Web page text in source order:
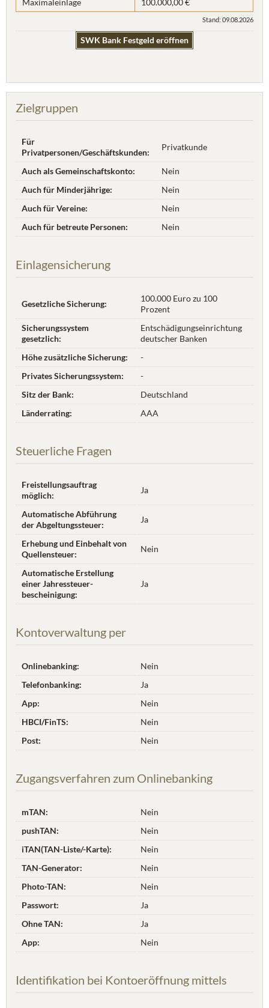
Maximaleinlage 100.000,00 €
Stand: 09.08.2026
SWK Bank Festgeld eröffnen
Zielgruppen
Für
Privatpersonen/Geschäftskunden:
Privatkunde
Auch als Gemeinschaftskonto:
Nein
Auch für Minderjährige:
Nein
Auch für Vereine:
Nein
Auch für betreute Personen:
Nein
Einlagensicherung
Gesetzliche Sicherung:
100.000 Euro zu 100
Prozent
Sicherungssystem
gesetzlich:
Entschädigungseinrichtung
deutscher Banken
Höhe zusätzliche Sicherung:
-
Privates Sicherungssystem:
-
Sitz der Bank:
Deutschland
Länderrating:
AAA
Steuerliche Fragen
Freistellungsauftrag
möglich:
Ja
Automatische Abführung
der Abgeltungssteuer:
Ja
Erhebung und Einbehalt von
Quellensteuer:
Nein
Automatische Erstellung
einer Jahres­steuer­
bescheinigung:
Ja
Kontoverwaltung per
Onlinebanking:
Nein
Telefonbanking:
Ja
App:
Nein
HBCI/FinTS:
Nein
Post:
Nein
Zugangsverfahren zum Onlinebanking
mTAN:
Nein
pushTAN:
Nein
iTAN(TAN-Liste/-Karte):
Nein
TAN-Generator:
Nein
Photo-TAN:
Nein
Passwort:
Ja
Ohne TAN:
Ja
App:
Nein
Identifikation bei Kontoeröffnung mittels